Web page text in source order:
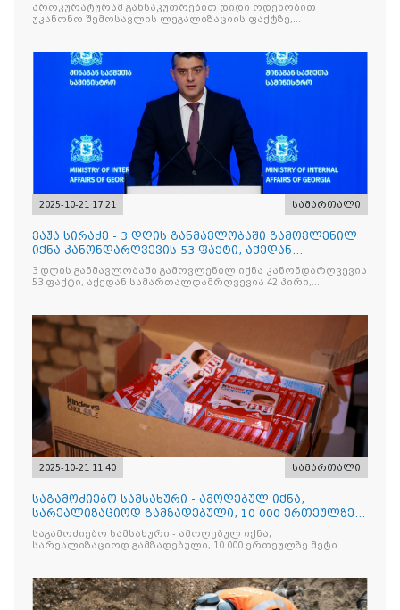
პროკურატურამ განსაკუთრებით დიდი ოდენობით
უკანონო შემოსავლის ლეგალიზაციის ფაქტზე,
2025-10-21 17:21 სამართალი
ვაჟა სირაძე - 3 დღის განმავლობაში გამოვლენილ
იქნა კანონდარღვევის 53 ფაქტი, აქედან
სამართალდამრღვევია
3 დღის განმავლობაში გამოვლენილ იქნა კანონდარღვევის
53 ფაქტი, აქედან სამართალდამრღვევია 42 პირი,
2025-10-21 11:40 სამართალი
საგამოძიებო სამსახური - ამოღებულ იქნა,
სარეალიზაციოდ გამზადებული, 10 000 ერთეულზე
მეტი „Jacobs Monar
საგამოძიებო სამსახური - ამოღებულ იქნა,
სარეალიზაციოდ გამზადებული, 10 000 ერთეულზე მეტი
„Raffaello”-ს სასაქონლო ნიშნით უკანონო ნიშანდებული
ტკბილეული